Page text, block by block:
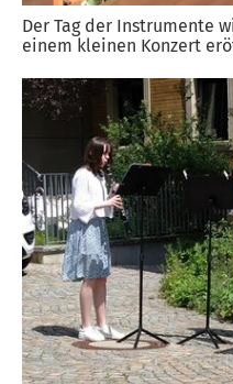
Der Tag der Instrumente
einem kleinen Konzert
zum
großen